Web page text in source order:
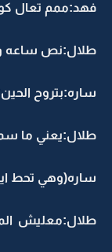
فهد:ممم تعال
طلال:نص ساعه
ساره:بتروح
طلال:يعني ما
ساره(وهي تحط
طلال:معليش